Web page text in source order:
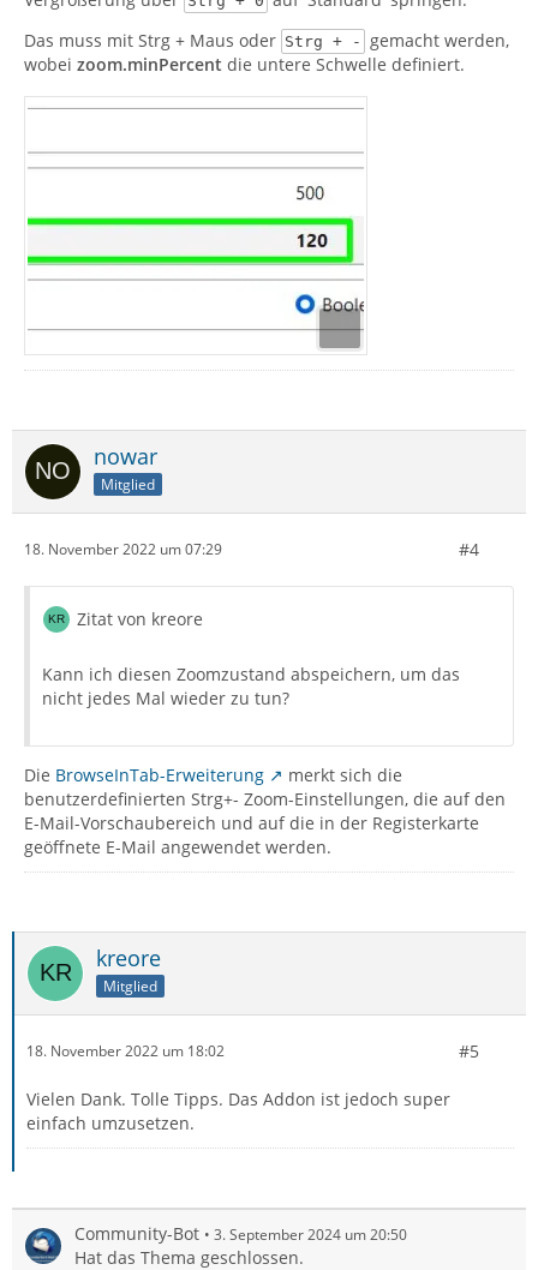
Das muss mit Strg + Maus oder Strg + -
gemacht werden,
wobei zoom.minPercent die untere Schwelle definiert.
nowar
Mitglied
18. November 2022 um 07:29 #4
Zitat von kreore
Kann ich diesen Zoomzustand abspeichern, um das
nicht jedes Mal wieder zu tun?
Die BrowseInTab-Erweiterung
merkt sich die
benutzerdefinierten Strg+- Zoom-Einstellungen, die auf den
E-Mail-Vorschaubereich und auf die in der Registerkarte
geöffnete E-Mail angewendet werden.
kreore
Mitglied
18. November 2022 um 18:02 #5
Vielen Dank. Tolle Tipps. Das Addon ist jedoch super
einfach umzusetzen.
Community-Bot 3. September 2024 um 20:50
Hat das Thema geschlossen.